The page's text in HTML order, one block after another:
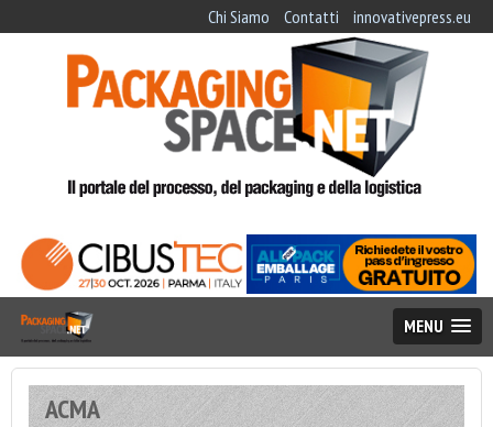
Chi Siamo Contatti innovativepress.eu
MENU
ACMA